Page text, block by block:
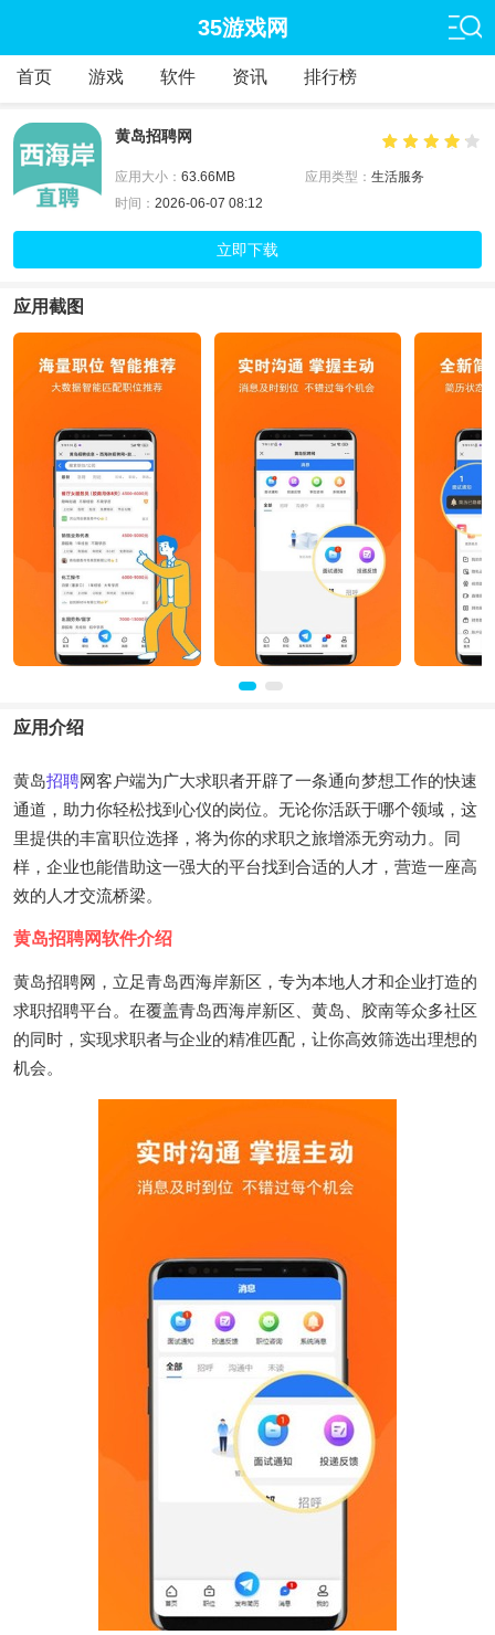
35游戏网
首页 游戏 软件 资讯 排行榜
黄岛招聘网
应用大小： 63.66MB 应用类型： 生活服务
时间： 2026-06-07 08:12
立即下载
应用截图
应用介绍
黄岛招聘网客户端为广大求职者开辟了一条通向梦想工作的快速
通道，助力你轻松找到心仪的岗位。无论你活跃于哪个领域，这
里提供的丰富职位选择，将为你的求职之旅增添无穷动力。同
样，企业也能借助这一强大的平台找到合适的人才，营造一座高
效的人才交流桥梁。
黄岛招聘网软件介绍
黄岛招聘网，立足青岛西海岸新区，专为本地人才和企业打造的
求职招聘平台。在覆盖青岛西海岸新区、黄岛、胶南等众多社区
的同时，实现求职者与企业的精准匹配，让你高效筛选出理想的
机会。